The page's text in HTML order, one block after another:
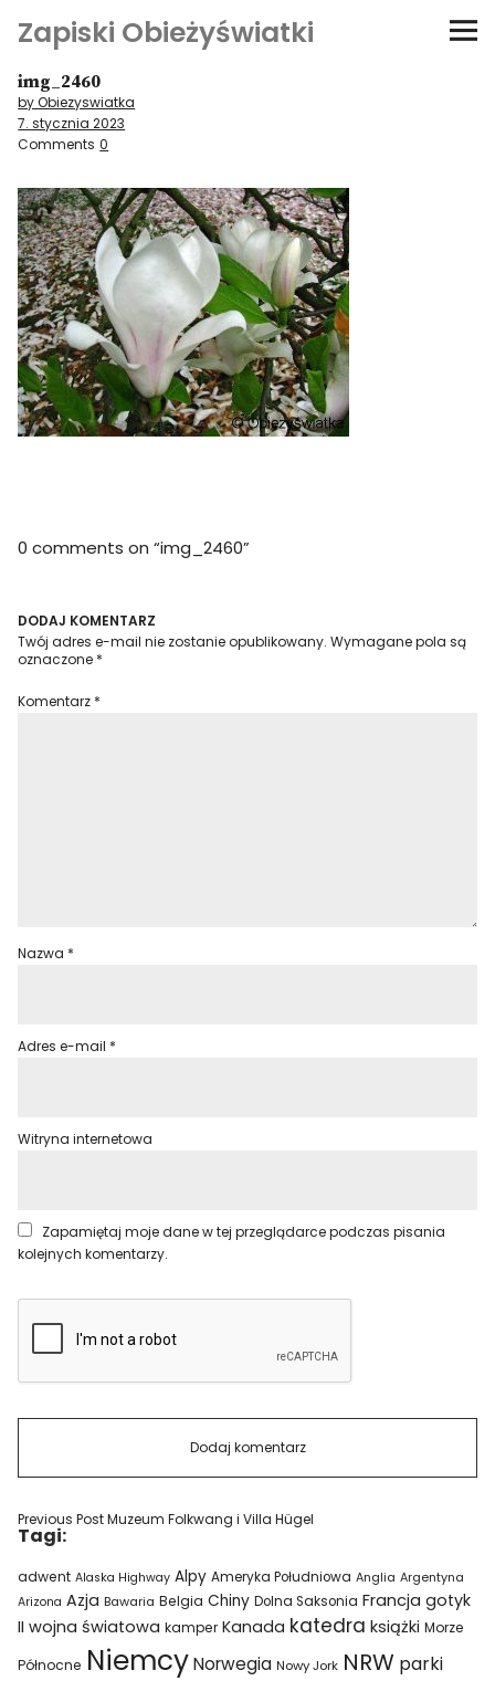
Zapiski Obieżyświatki
Podróże
Kultura i sztuka
Kątem oka
O-fiszki
Niezwyczajne ściany
Dom na kółkach
img_2460
by Obiezyswiatka
7. stycznia 2023
Comments 0
0 comments on “img_2460”
DODAJ KOMENTARZ
Twój adres e-mail nie zostanie opublikowany. Wymagane pola są
oznaczone *
Komentarz *
Nazwa *
Adres e-mail *
Witryna internetowa
Zapamiętaj moje dane w tej przeglądarce podczas pisania
kolejnych komentarzy.
Previous PostMuzeum Folkwang i Villa Hügel
Tagi:
adwent Alaska Highway Alpy Ameryka Południowa Anglia Argentyna
Arizona Azja Bawaria Belgia Chiny Dolna Saksonia Francja gotyk
II wojna światowa kamper Kanada katedra książki Morze
Północne Niemcy Norwegia Nowy Jork NRW parki